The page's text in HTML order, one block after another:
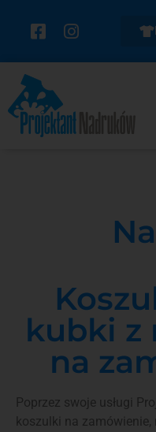
kubki z
na
Poprzez swoje usługi
koszulki na